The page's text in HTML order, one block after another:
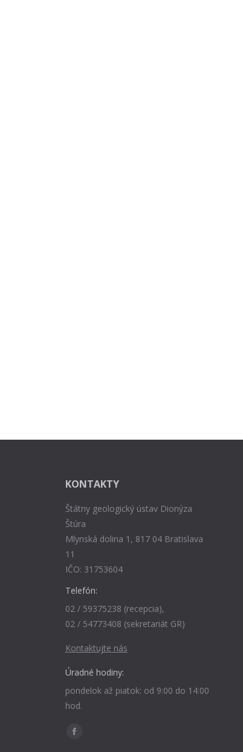
KONTAKTY
Štátny geologický ústav Dionýza
Štúra
Mlynská dolina 1, 817 04 Bratislava
11
IČO: 31753604
Telefón:
02 / 59375238 (recepcia),
02 / 54773408 (sekretariát GR)
Kontaktujte nás
Úradné hodiny:
pondelok až piatok: od 9:00 do 14:00
hod.
Find us on:
Facebook